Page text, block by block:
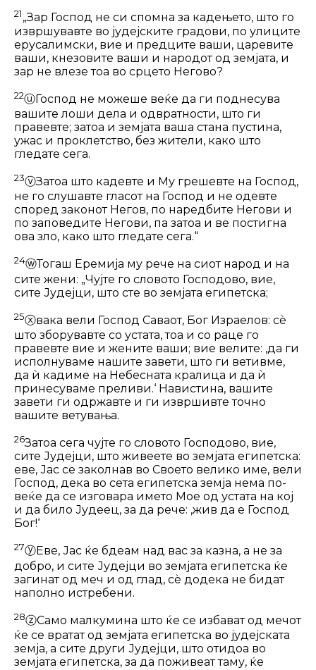
21„Зар Господ не си спомна за ка­дењето, што го
извршувавте во јудеј­ските градови, по улиците
ерусалимски, вие и предците ваши, царевите
ваши, кнезовите ваши и народот од земјата, и
зар не влезе тоа во срцето Не­гово?
22ⓤГоспод не можеше веќе да ги поднесува
вашите лоши дела и одвратности, што ги
правевте; затоа и земјата ваша стана пустина,
ужас и проклет­ство, без жители, како што
гледате сега.
23ⓥЗатоа што кадевте и Му грешевте на Господ,
не го слушавте гласот на Господ и не одевте
според законот Не­гов, по наредбите Негови и
по запове­дите Негови, па затоа и ве постигна
ова зло, како што гледате сега.“
24ⓦТогаш Еремија му рече на сиот народ и на
сите жени: „Чујте го словото Господово, вие,
сите Јудејци, што сте во земјата египетска;
25ⓧвака вели Господ Саваот, Бог Изра­елов: сѐ
што зборувавте со устата, тоа и со раце го
правевте вие и жените ваши; вие велите: ‚да ги
исполнуваме нашите завети, што ги ветивме,
да ѝ кадиме на Небесната кралица и да ѝ
принесуваме преливи.‘ Навистина, вашите
завети ги одржавте и ги извршивте точно
вашите ветувања.
26Затоа сега чујте го словото Госпо­дово, вие,
сите Јудејци, што живеете во земјата египетска:
еве, Јас се заколнав во Своето велико име, вели
Господ, дека во сета египетска земја нема по­
веќе да се изговара името Мое од устата на кој
и да било Јудеец, за да рече: ‚жив да е Господ
Бог!‘
27ⓨЕве, Јас ќе бдеам над вас за казна, а не за
добро, и сите Јудејци во земјата египетска ќе
загинат од меч и од глад, сѐ додека не бидат
наполно истребени.
28ⓩСамо малкумина што ќе се избават од мечот
ќе се вратат од земјата египетска во јудејската
земја, а сите други Јудејци, што отидоа во
земјата египет­ска, за да поживеат таму, ќе